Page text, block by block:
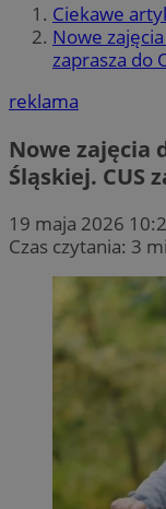
Ciekawe
Nowe
zaprasza do
reklama
Nowe zajęcia
Śląskiej. CUS
19 maja 2026
Czas czytania: 3